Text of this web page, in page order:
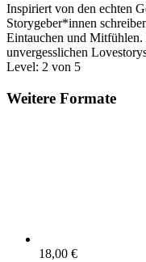
Inspiriert von den echten
Storygeber*innen
Eintauchen und
unvergesslichen
Level: 2 von 5
Weitere Formate
18,00 €